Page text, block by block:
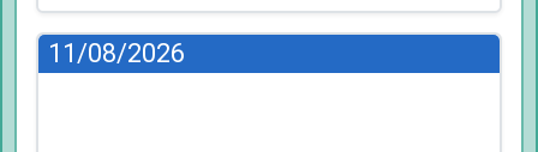
11/08/2026